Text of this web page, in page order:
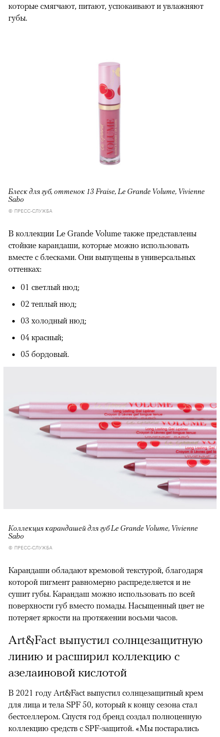
которые смягчают, питают, успокаивают и увлажняют
губы.
Блеск для губ, оттенок 13 Fraise, Le Grande Volume, Vivienne
Sabo
© ПРЕСС-СЛУЖБА
В коллекции Le Grande Volume также представлены
стойкие карандаши, которые можно использовать
вместе с блесками. Они выпущены в универсальных
оттенках:
01 светлый нюд;
02 теплый нюд;
03 холодный нюд;
04 красный;
05 бордовый.
Коллекция карандашей для губ Le Grande Volume, Vivienne
Sabo
© ПРЕСС-СЛУЖБА
Карандаши обладают кремовой текстурой, благодаря
которой пигмент равномерно распределяется и не
сушит губы. Карандаш можно использовать по всей
поверхности губ вместо помады. Насыщенный цвет не
потеряет яркости на протяжении восьми часов.
Art&Fact выпустил солнцезащитную
линию и расширил коллекцию с
азелаиновой кислотой
В 2021 году Art&Fact выпустил солнцезащитный крем
для лица и тела SPF 50, который к концу сезона стал
бестселлером. Спустя год бренд создал полноценную
коллекцию средств с SPF-защитой. «Мы постарались